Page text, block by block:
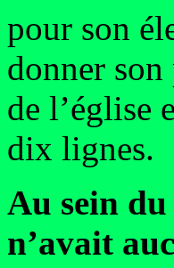
pour son
donner
de l’église
dix lignes.
Au sein
n’avait